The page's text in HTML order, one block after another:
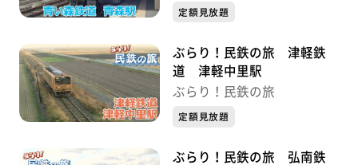
定額見放題
ぶらり！民鉄の旅 津軽鉄
道 津軽中里駅
ぶらり！民鉄の旅
定額見放題
ぶらり！民鉄の旅 弘南鉄